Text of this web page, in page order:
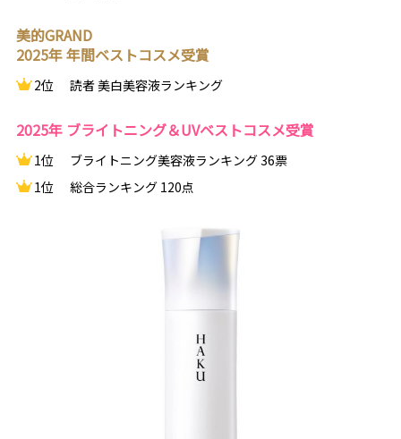
美的GRAND
2025年 年間ベストコスメ受賞
2位 読者 美白美容液ランキング
2025年 ブライトニング＆UVベストコスメ受賞
1位
ブライトニング美容液ランキング 36票
1位
総合ランキング 120点